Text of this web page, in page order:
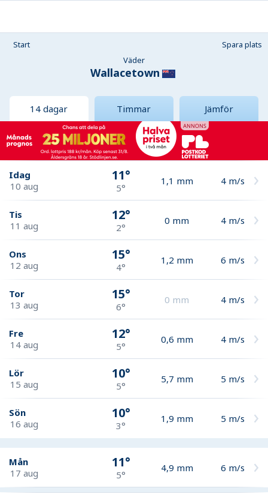
Start
Spara plats
Väder
Wallacetown
14 dagar Timmar Jämför
Idag
10 aug
11°
5°
1,1 mm 4 m/s
Tis
11 aug
12°
2°
0 mm 4 m/s
Ons
12 aug
15°
4°
1,2 mm 6 m/s
Tor
13 aug
15°
6°
0 mm 4 m/s
Fre
14 aug
12°
5°
0,6 mm 4 m/s
Lör
15 aug
10°
5°
5,7 mm 5 m/s
Sön
16 aug
10°
3°
1,9 mm 5 m/s
Mån
17 aug
11°
5°
4,9 mm 6 m/s